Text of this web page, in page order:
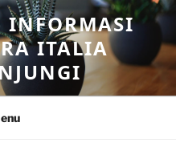
INFORMASI
ITALIA